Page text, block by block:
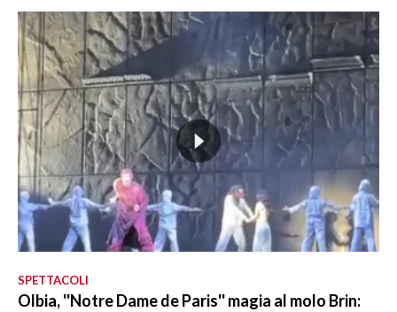
SPETTACOLI
Olbia, ''Notre Dame de Paris'' magia al molo Brin: